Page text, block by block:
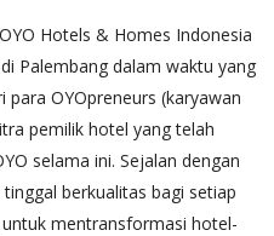
Hotels & Homes Indonesia
Palembang dalam waktu yang
OYOpreneurs (karyawan
pemilik hotel yang telah
selama ini. Sejalan dengan
berkualitas bagi setiap
mentransformasi hotel-